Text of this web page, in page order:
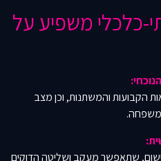
כלכלי משפיע על
הקבועות והמשתנות, וכן מצב
יישום, שתאפשר מעקב ושליטה הדוקים